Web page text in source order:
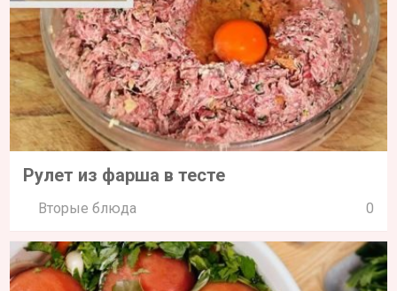
Рулет из фарша в тесте
Вторые блюда 0